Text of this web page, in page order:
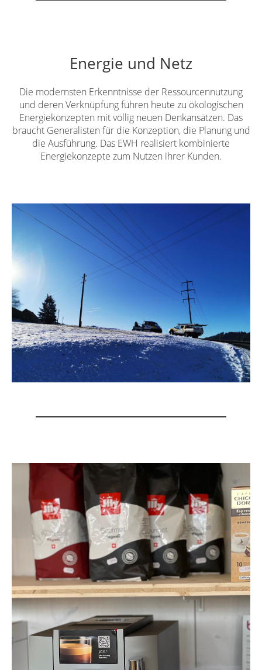
Energie und Netz
Die modernsten Erkenntnisse der Ressourcennutzung
und deren Verknüpfung führen heute zu ökologischen
Energiekonzepten mit völlig neuen Denkansätzen. Das
braucht Generalisten für die Konzeption, die Planung und
die Ausführung. Das EWH realisiert kombinierte
Energiekonzepte zum Nutzen ihrer Kunden.